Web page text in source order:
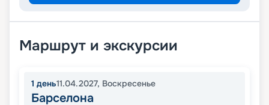
Маршрут и экскурсии
1 день11.04.2027, Воскресенье
Барселона